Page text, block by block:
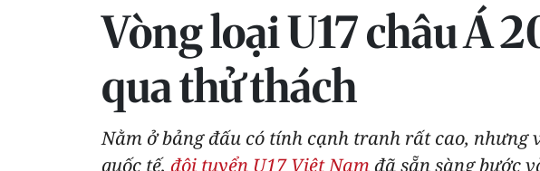
Vòng loại U17 châu Á
qua thử thách
Nằm ở bảng đấu có tính cạnh tranh rất cao,
quốc tế, đội tuyển U17 Việt Namđã sẵn sàng bước